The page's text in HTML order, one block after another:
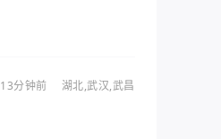
13分钟前 湖北,武汉,武昌